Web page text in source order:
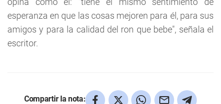
esperanza en que las cosas mejoren para él, para sus
amigos y para la calidad del ron que bebe", señala el
escritor.
Compartir la nota: